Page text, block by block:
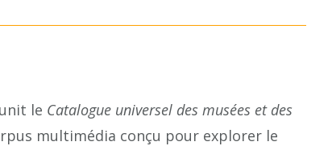
le Catalogue universel des musées et des
multimédia conçu pour explorer le